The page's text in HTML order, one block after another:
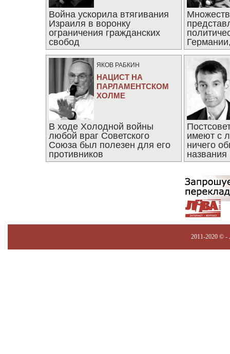
Война ускорила втягивания
Израиля в воронку
ограничения гражданских
свобод
ЯКОВ РАБКИН
НАЦИСТ НА
ПАРЛАМЕНТСКОМ
ХОЛМЕ
В ходе Холодной войны
любой враг Советского
Союза был полезен для его
противников
имеют с
ничего
названия
2011-2020 © -